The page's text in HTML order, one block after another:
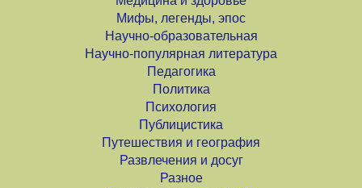
Мифы, легенды, эпос
Научно-образовательная
Научно-популярная литература
Педагогика
Политика
Психология
Публицистика
Путешествия и география
Развлечения и досуг
Разное